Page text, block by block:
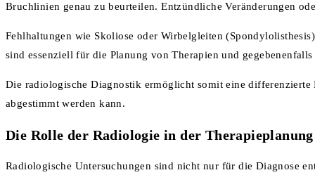
Bruchlinien genau zu beurteilen. Entzündliche Veränderungen
Fehlhaltungen wie Skoliose oder Wirbelgleiten
sind essenziell für die Planung von Therapien und
Die radiologische Diagnostik ermöglicht somit eine
abgestimmt werden kann.
Die Rolle der Radiologie in der
Radiologische Untersuchungen sind nicht nur für die Diagnose